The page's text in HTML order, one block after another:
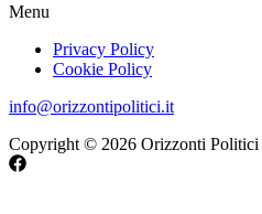
Menu
Privacy Policy
Cookie Policy
info@orizzontipolitici.it
Copyright © 2026 Orizzonti Politici